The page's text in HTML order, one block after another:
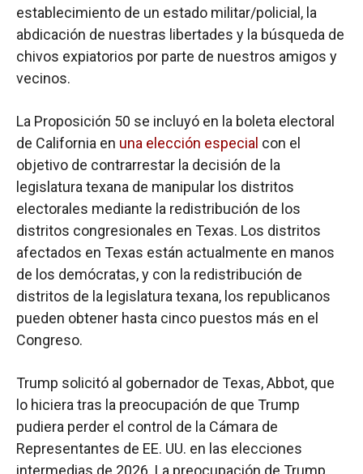
establecimiento de un estado militar/policial, la
abdicación de nuestras libertades y la búsqueda de
chivos expiatorios por parte de nuestros amigos y
vecinos.
La Proposición 50 se incluyó en la boleta electoral
de California en una elección especial con el
objetivo de contrarrestar la decisión de la
legislatura texana de manipular los distritos
electorales mediante la redistribución de los
distritos congresionales en Texas. Los distritos
afectados en Texas están actualmente en manos
de los demócratas, y con la redistribución de
distritos de la legislatura texana, los republicanos
pueden obtener hasta cinco puestos más en el
Congreso.
Trump solicitó al gobernador de Texas, Abbot, que
lo hiciera tras la preocupación de que Trump
pudiera perder el control de la Cámara de
Representantes de EE. UU. en las elecciones
intermedias de 2026. La preocupación de Trump